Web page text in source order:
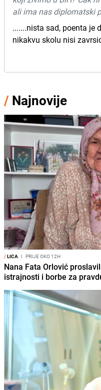
ali ima nas diplomatski
.......nista sad, poenta je
nikakvu skolu nisi
/ Najnovije
/LICA I PRIJE OKO 12H
Nana Fata Orlović
istrajnosti i borbe za